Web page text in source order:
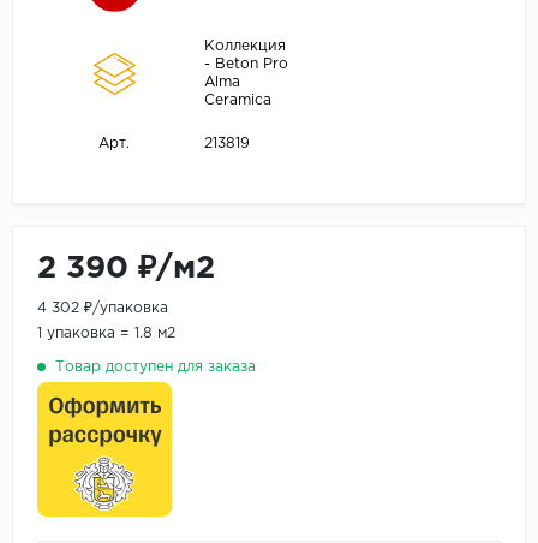
Коллекция
- Beton Pro
Alma
Ceramica
Арт. 213819
2 390 ₽/м2
4 302 ₽/упаковка
1 упаковка = 1.8 м2
Товар доступен для заказа